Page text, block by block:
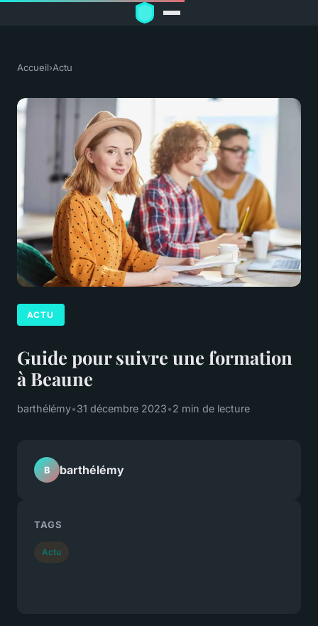
Accueil›Actu
ACTU
Guide pour suivre une formation
à Beaune
barthélémy•31 décembre 2023•2 min de lecture
B barthélémy
TAGS
Actu